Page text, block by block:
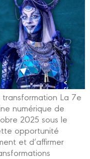
La 7e
numérique de
2025 sous le
opportunité
et d’affirmer